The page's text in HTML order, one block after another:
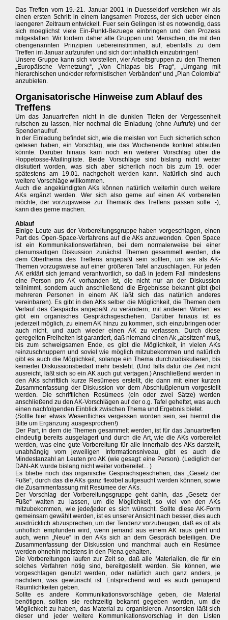
Das Treffen vom 19.-21. Januar 2001 in Duesseldorf verstehen wir als
einen ersten Schritt in einem langsamen Prozess, der sich ueber einen
laengeren Zeitraum entwickelt. Fuer sein Gelingen ist es notwendig, dass
sich moeglichst viele Ein-Punkt-Bezuege einbringen und den Prozess
mitgestalten. Wir fordern daher alle Gruppen und Menschen, die mit den
obengenannten Prinzipien uebereinstimmen, auf, ebenfalls zu dem
Treffen im Januar aufzurufen und sich dort inhaltlich einzubringen!
Unsere Gruppe kann sich vorstellen, vier Arbeitsgruppen zu den Themen
„Europäische Vernetzung“, „Von Chiapas bis Prag“, „Umgang mit
hierarchischen und/oder reformistischen Verbänden“ und „Plan Colombia“
anzubieten.
Organisatorische Hinweise zum Ablauf des
Treffens
Um das Januartreffen nicht in die dunklen Tiefen der Vergessenheit
rutschen zu lassen, hier nochmal die Einladung (ohne Aufrufe) und der
Spendenaufruf.
In der Einladung befindet sich, wie die meisten von Euch sicherlich schon
gelesen haben, ein Vorschlag, wie das Wochenende konkret ablaufen
könnte. Darüber hinaus kam noch ein weiterer Vorschlag über die
Hoppetosse-Mailingliste. Beide Vorschläge sind bislang nicht weiter
diskutiert worden, was sich aber sicherlich noch bis zum 19. oder
spätestens am 19.01. nachgeholt werden kann. Natürlich sind auch
weitere Vorschläge willkommen.
Auch die angekündigten AKs können natürlich weiterhin durch weitere
AKs ergänzt werden. Wer sich also gerne auf einen AK vorbereiten
möchte, der vorzugsweise zur Thematik des Treffens passen solle :-),
kann dies gerne machen.
Ablauf
Einige Leute aus der Vorbereitungsgruppe haben vorgeschlagen, einen
Part des Open-Space-Verfahrens auf die AKs anzuwenden. Open Space
ist ein Kommunikationsverfahren, bei dem normalerweise bei einer
plenumsartigen Diskussion zunächst Themen gesammelt werden, die
dem Oberthema des Treffens angepaßt sein sollten, um sie als AK-
Themen vorzugsweise auf einer größeren Tafel anzuschlagen. Für jeden
AK erklärt sich jemand verantwortlich, so daß in jedem Fall mindestens
eine Person pro AK vorhanden ist, die nicht nur an der Diskussion
teilnimmt, sondern auch anschließend die Ergebnisse bekannt gibt (bei
mehreren Personen in einem AK läßt sich das natürlich anderes
vereinbaren). Es gibt in den AKs selber die Möglichkeit, die Themen dem
Verlauf des Gespächs angepaßt zu verändern; mit anderen Worten: es
gibt ein organisches Gesprächsgeschehen. Darüber hinaus ist es
jederzeit möglich, zu einem AK hinzu zu kommen, sich einzubringen oder
auch nicht, und auch wieder einen AK zu verlassen. Durch diese
geregelten Freiheiten ist garantiert, daß niemand einen Ak „absitzen“ muß,
bis zum schweigsamen Ende, es gibt die Möglichkeit, in vielen AKs
reinzuschnuppern und soviel wie möglich mitzubekommen und natürlich
gibt es auch die Möglichkeit, solange ein Thema durchzudiskutieren, bis
keinerlei Diskussionsbedarf mehr besteht. (Und falls dafür die Zeit nicht
ausreicht, läßt sich so ein AK auch gut vertagen.) Anschließend werden in
den AKs schriftlich kurze Resümees erstellt, die dann mit einer kurzen
Zusammenfassung der Diskussion vor dem Abschlußplenum vorgestellt
werden. Die schriftlichen Resümees (ein oder zwei Sätze) werden
anschließend zu den AK-Vorschlägen auf der o.g. Tafel geheftet, was auch
einen nachfolgenden Einblick zwischen Thema und Ergebnis bietet.
(Sollte hier etwas Wesentliches vergessen worden sein, sei hiermit die
Bitte um Ergänzung ausgesprochen!)
Der Part, in dem die Themen gesammelt werden, ist für das Januartreffen
eindeutig bereits ausgelagert und durch die Art, wie die AKs vorbereitet
werden, was eine gute Vorbereitung für alle innerhalb des AKs darstellt,
unabhängig vom jeweiligen Informationsniveau, gibt es auch die
Mindestanzahl an Leuten pro AK (wie gesagt: eine Person). (Lediglich der
DAN-AK wurde bislang nicht weiter vorbereitet... )
Es bliebe noch das organische Gesprächsgeschehen, das „Gesetz der
Füße“, durch das die AKs ganz flexibel aufgesucht werden können, sowie
die Zusammenfassung mit Resümee der AKs.
Der Vorschlag der Vorbereitungsgruppe geht dahin, das „Gesetz der
Füße“ walten zu lassen, um die Möglichkeit, so viel von den AKs
mitzubekommen, wie jede/jeder es sich wünscht. Sollte diese AK-Form
gemeinsam gewählt werden, ist es unserer Ansicht nach besser, dies auch
ausdrücklich abzusprechen, um der Tendenz vorzubeugen, daß es oft als
unhöflich empfunden wird, wenn jemand aus einem AK raus geht und
auch, wenn „Neue“ in den AKs sich an dem Gespräch beteiligen. Die
Zusammenfassung der Diskussion und manchmal auch ein Resümee
werden ohnehin meistens in den Plena gehalten.
Die Vorbereitungen laufen zur Zeit so, daß alle Materialien, die für ein
solches Verfahren nötig sind, bereitgestellt werden. Sie können, wie
vorgeschlagen genutzt werden, oder natürlich auch ganz anders, je
nachdem, was gewünscht ist. Entsprechend wird es auch genügend
Räumlichkeiten geben.
Sollte es andere Kommunikationsvorschläge geben, die Material
benötigen, sollten sie rechtzeitig bekannt gegeben werden, um die
Möglichkeit zu haben, das Material zu organisieren. Ansonsten läßt sich
dieser und jeder weitere Kommunikationsvorschlag in den Listen